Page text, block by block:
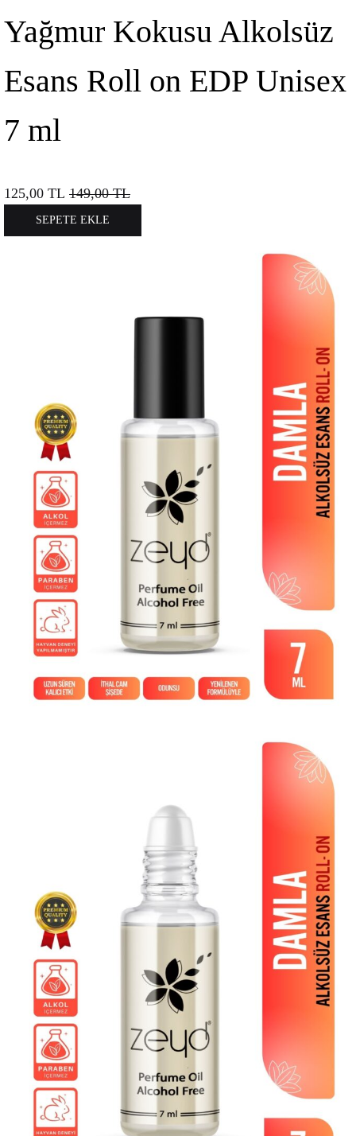
Yağmur Kokusu Alkolsüz
Esans Roll on EDP Unisex
7 ml
125,00 TL 149,00TL
SEPETE EKLE